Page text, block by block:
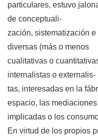
particulares, estuvo
de conceptuali-
zación, sistematización
diversas (más o menos
cualitativas o
internalistas o externalis-
tas, interesadas en la
espacio, las mediaciones
implicadas o los
En virtud de los propios